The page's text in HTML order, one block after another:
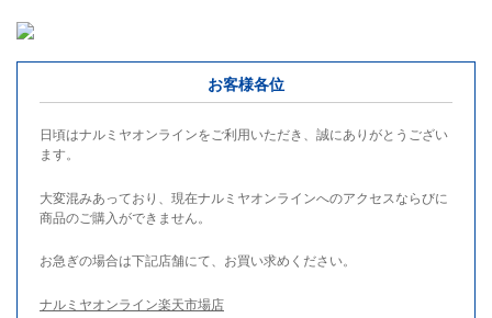
お客様各位
日頃はナルミヤオンラインをご利用いただき、誠にありがとうござい
ます。
大変混みあっており、現在ナルミヤオンラインへのアクセスならびに
商品のご購入ができません。
お急ぎの場合は下記店舗にて、お買い求めください。
ナルミヤオンライン楽天市場店